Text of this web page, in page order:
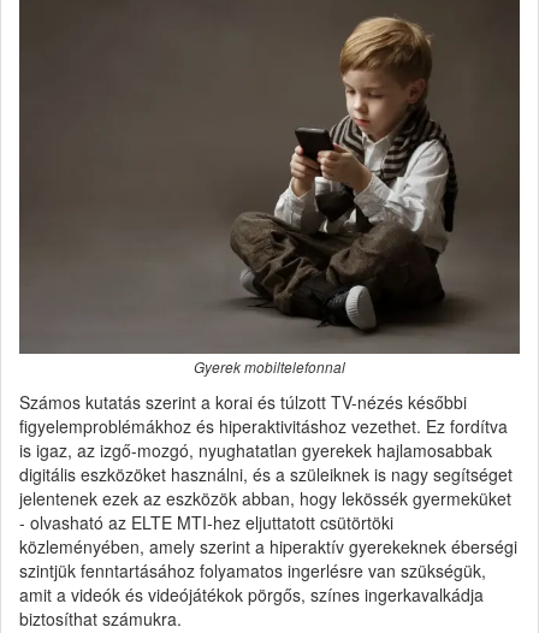
Gyerek mobiltelefonnal
Számos kutatás szerint a korai és túlzott TV-nézés későbbi
figyelemproblémákhoz és hiperaktivitáshoz vezethet. Ez fordítva
is igaz, az izgő-mozgó, nyughatatlan gyerekek hajlamosabbak
digitális eszközöket használni, és a szüleiknek is nagy segítséget
jelentenek ezek az eszközök abban, hogy lekössék gyermeküket
- olvasható az ELTE MTI-hez eljuttatott csütörtöki
közleményében, amely szerint a hiperaktív gyerekeknek éberségi
szintjük fenntartásához folyamatos ingerlésre van szükségük,
amit a videók és videójátékok pörgős, színes ingerkavalkádja
biztosíthat számukra.